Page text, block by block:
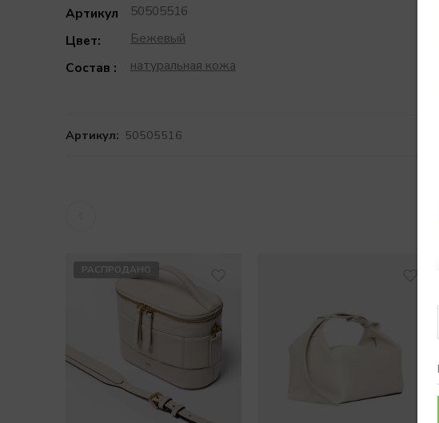
Артикул
50505516
Цвет:
Бежевый
Состав :
натуральная кожа
Артикул: 50505516
РАСПРОДАНО